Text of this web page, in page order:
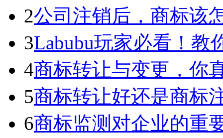
2公司注销后，商标该
3Labubu玩家必看！教
4商标转让与变更，你
5商标转让好还是商标
6商标监测对企业的重